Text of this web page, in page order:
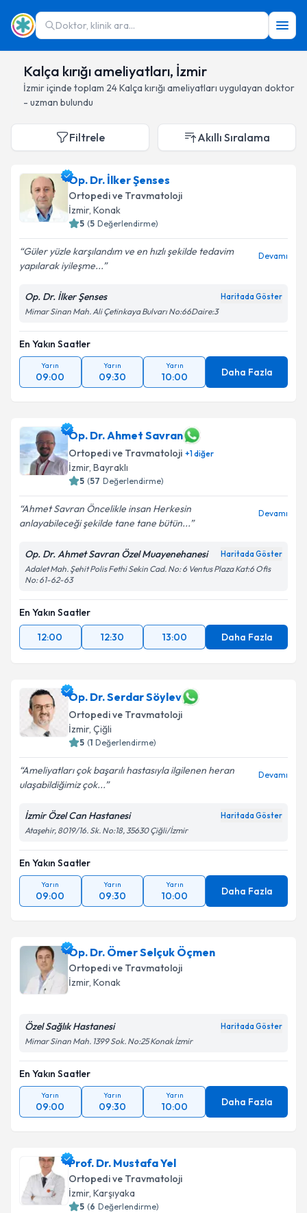
Doktor, klinik ara...
Kalça kırığı ameliyatları, İzmir
İzmiriçinde toplam 24Kalça kırığı ameliyatları uygulayan doktor
- uzman bulundu
Filtrele Akıllı Sıralama
Op. Dr. İlker Şenses
Ortopedi ve Travmatoloji
İzmir, Konak
5 (5 Değerlendirme)
Güler yüzle karşılandım ve en hızlı şekilde tedavim
yapılarak iyileşme...
Devamı
Op. Dr. İlker Şenses Haritada Göster
Mimar Sinan Mah. Ali Çetinkaya Bulvarı No:66Daire:3
En Yakın Saatler
Yarın
09:00
Yarın
09:30
Yarın
10:00 Daha Fazla
Op. Dr. Ahmet Savran
Ortopedi ve Travmatoloji +1diğer
İzmir, Bayraklı
5 (57 Değerlendirme)
Ahmet Savran Öncelikle insan Herkesin
anlayabileceği şekilde tane tane bütün...
Devamı
Op. Dr. Ahmet Savran Özel Muayenehanesi Haritada Göster
Adalet Mah. Şehit Polis Fethi Sekin Cad. No: 6 Ventus Plaza Kat:6 Ofis
No: 61-62-63
En Yakın Saatler
12:00
12:30 13:00 Daha Fazla
Op. Dr. Serdar Söylev
Ortopedi ve Travmatoloji
İzmir, Çiğli
5 (1 Değerlendirme)
Ameliyatları çok başarılı hastasıyla ilgilenen heran
ulaşabildiğimiz çok...
Devamı
İzmir Özel Can Hastanesi Haritada Göster
Ataşehir, 8019/16. Sk. No:18, 35630 Çiğli/İzmir
En Yakın Saatler
Yarın
09:00
Yarın
09:30
Yarın
10:00 Daha Fazla
Op. Dr. Ömer Selçuk Öçmen
Ortopedi ve Travmatoloji
İzmir, Konak
Özel Sağlık Hastanesi Haritada Göster
Mimar Sinan Mah. 1399 Sok. No:25 Konak İzmir
En Yakın Saatler
Yarın
09:00
Yarın
09:30
Yarın
10:00 Daha Fazla
Prof. Dr. Mustafa Yel
Ortopedi ve Travmatoloji
İzmir, Karşıyaka
5 (6 Değerlendirme)